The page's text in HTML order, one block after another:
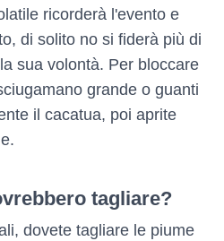
ricorderà l'evento e
di solito no si fiderà più di
sua volontà. Per bloccare
grande o guanti
il cacatua, poi aprite
tagliare?
dovete tagliare le piume